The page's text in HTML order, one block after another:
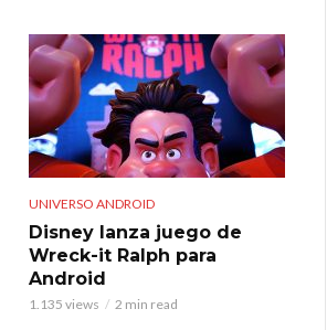
UNIVERSO ANDROID
Disney lanza juego de
Wreck-it Ralph para
Android
1.135 views 2 min read